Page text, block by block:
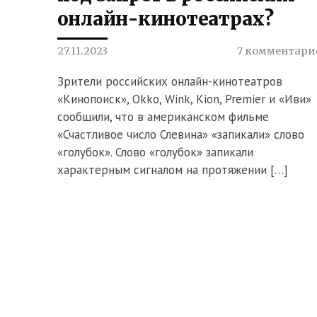
онлайн-кинотеатрах?
27.11.2023 7
Зрители российских онлайн-кинотеатров
«Кинопоиск», Okko, Wink, Kion, Premier и «Иви»
сообщили, что в американском фильме
«Счастливое число Слевина» «запикали» слово
«голубок». Слово «голубок» запикали
характерным сигналом на протяжении […]